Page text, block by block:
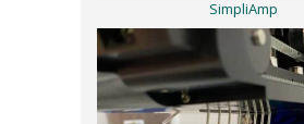
SimpliAmp